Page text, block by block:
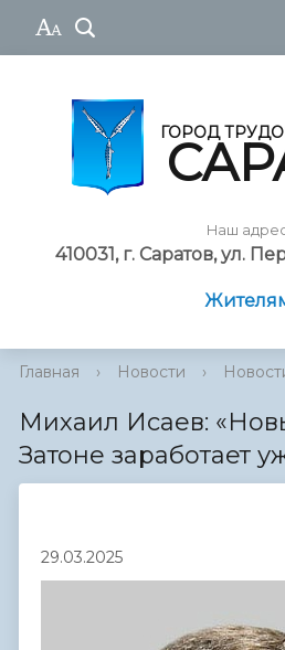
ГОРОД
Наш
410031, г. Саратов, ул.
Главная › Новости ›
Михаил Исаев:
Затоне заработает
29.03.2025